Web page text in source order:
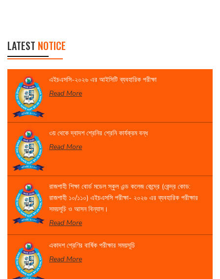
LATEST NOTICE
এইচএসসি-২০২৬ এর আইসিটি ব্যবহারিক পরীক্ষা
Read More
৩য় থেকে দ্বাদশ শ্রেনির শ্রেনি কার্যক্রম বন্ধ
Read More
রাজশাহী শিক্ষা বোর্ড মডেল স্কুল এন্ড কলেজ কেন্দ্রে (কেন্দ্র কোড:
রাজশাহী ১০/১১০) এইচএসসি পরীক্ষা- ২০২৬ এর ব্যবহারিক পরীক্ষার
সময়সূচি ও আসন বিন্যাস।
Read More
একাদশ শ্রেণির বার্ষিক পরীক্ষার সময়সূচি
Read More